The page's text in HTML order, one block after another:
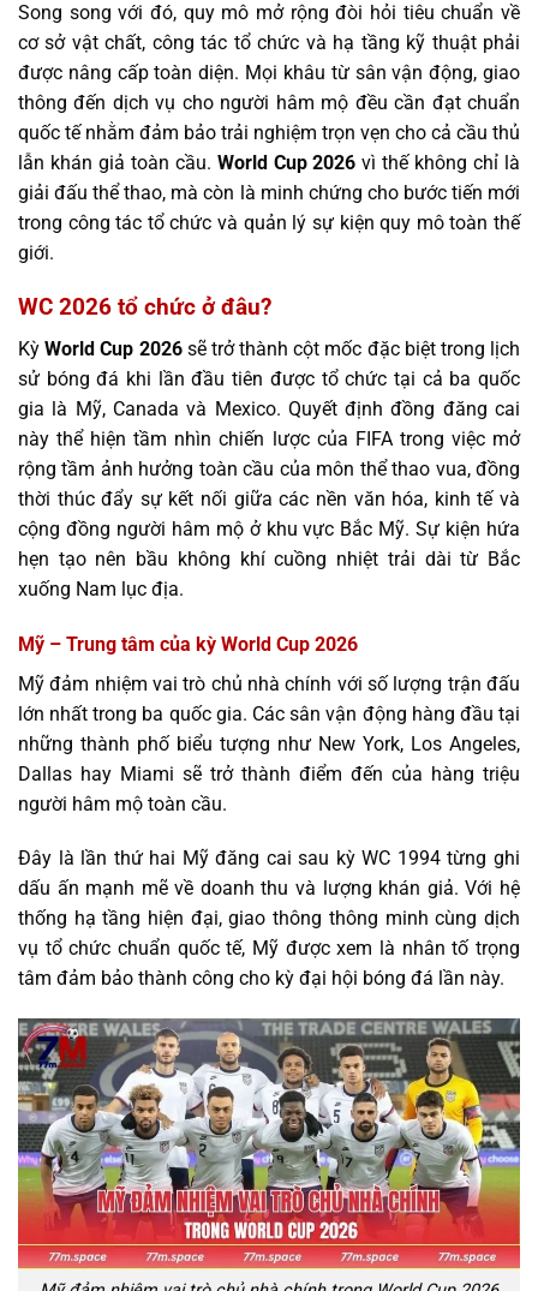
Song song với đó, quy mô mở rộng đòi hỏi tiêu chuẩn về
cơ sở vật chất, công tác tổ chức và hạ tầng kỹ thuật phải
được nâng cấp toàn diện. Mọi khâu từ sân vận động, giao
thông đến dịch vụ cho người hâm mộ đều cần đạt chuẩn
quốc tế nhằm đảm bảo trải nghiệm trọn vẹn cho cả cầu thủ
lẫn khán giả toàn cầu. World Cup 2026 vì thế không chỉ là
giải đấu thể thao, mà còn là minh chứng cho bước tiến mới
trong công tác tổ chức và quản lý sự kiện quy mô toàn thế
giới.
WC 2026 tổ chức ở đâu?
KỳWorld Cup 2026 sẽ trở thành cột mốc đặc biệt trong lịch
sử bóng đá khi lần đầu tiên được tổ chức tại cả ba quốc
gia là Mỹ, Canada và Mexico. Quyết định đồng đăng cai
này thể hiện tầm nhìn chiến lược của FIFA trong việc mở
rộng tầm ảnh hưởng toàn cầu của môn thể thao vua, đồng
thời thúc đẩy sự kết nối giữa các nền văn hóa, kinh tế và
cộng đồng người hâm mộ ở khu vực Bắc Mỹ. Sự kiện hứa
hẹn tạo nên bầu không khí cuồng nhiệt trải dài từ Bắc
xuống Nam lục địa.
Mỹ – Trung tâm của kỳ World Cup 2026
Mỹ đảm nhiệm vai trò chủ nhà chính với số lượng trận đấu
lớn nhất trong ba quốc gia. Các sân vận động hàng đầu tại
những thành phố biểu tượng như New York, Los Angeles,
Dallas hay Miami sẽ trở thành điểm đến của hàng triệu
người hâm mộ toàn cầu.
Đây là lần thứ hai Mỹ đăng cai sau kỳ WC 1994 từng ghi
dấu ấn mạnh mẽ về doanh thu và lượng khán giả. Với hệ
thống hạ tầng hiện đại, giao thông thông minh cùng dịch
vụ tổ chức chuẩn quốc tế, Mỹ được xem là nhân tố trọng
tâm đảm bảo thành công cho kỳ đại hội bóng đá lần này.